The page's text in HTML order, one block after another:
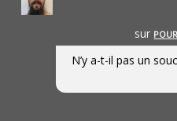
sur
N’y a-t-il pas un